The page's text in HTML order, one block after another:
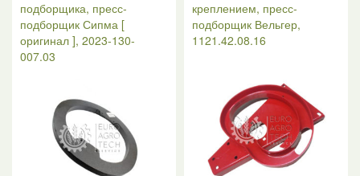
подборщика, пресс-
подборщик Сипма [
оригинал ], 2023-130-
007.03
креплением, пресс-
подборщик Вельгер,
1121.42.08.16